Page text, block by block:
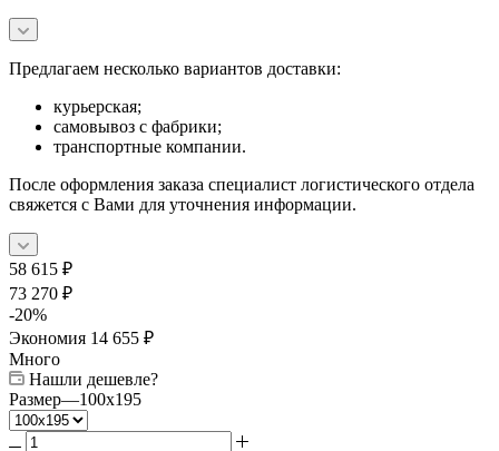
Предлагаем несколько вариантов доставки:
курьерская;
самовывоз с фабрики;
транспортные компании.
После оформления заказа специалист логистического отдела
свяжется с Вами для уточнения информации.
58 615 ₽
73 270 ₽
-20%
Экономия 14 655 ₽
Много
Нашли дешевле?
Размер—100x195